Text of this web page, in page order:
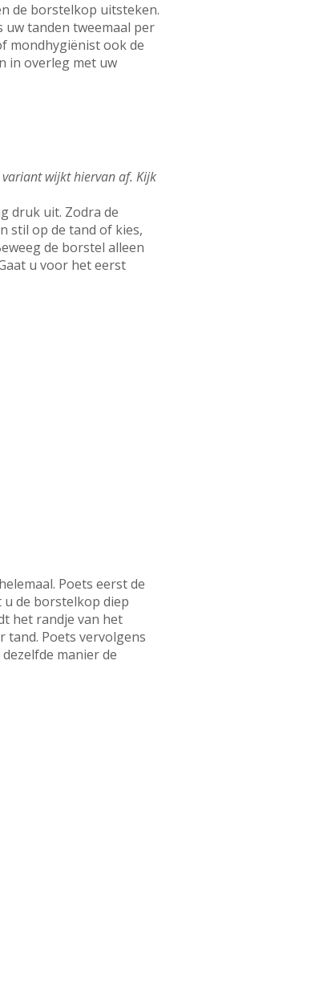
de borstelkop uitsteken.
uw tanden tweemaal per
mondhygiënist ook de
in overleg met uw
wijkt hiervan af. Kijk
druk uit. Zodra de
stil op de tand of kies,
de borstel alleen
u voor het eerst
Poets eerst de
u de borstelkop diep
het randje van het
tand. Poets vervolgens
manier de